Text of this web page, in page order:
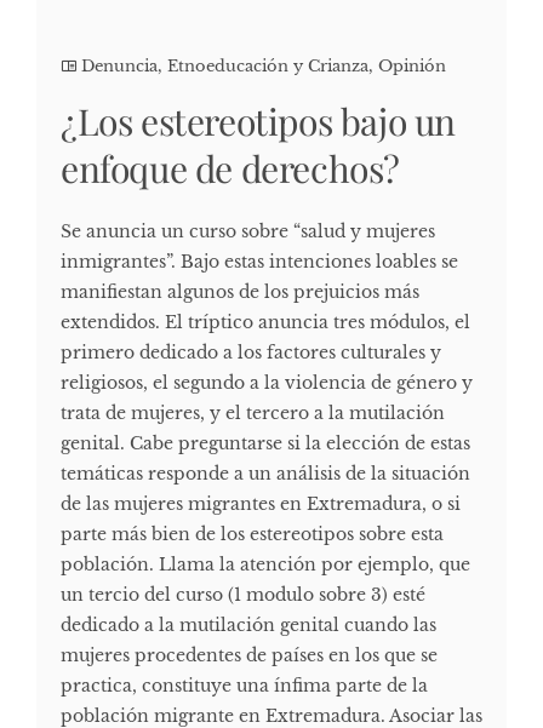
Denuncia, Etnoeducación y Crianza, Opinión
¿Los estereotipos bajo un
enfoque de derechos?
Se anuncia un curso sobre “salud y mujeres
inmigrantes”. Bajo estas intenciones loables se
manifiestan algunos de los prejuicios más
extendidos. El tríptico anuncia tres módulos, el
primero dedicado a los factores culturales y
religiosos, el segundo a la violencia de género y
trata de mujeres, y el tercero a la mutilación
genital. Cabe preguntarse si la elección de estas
temáticas responde a un análisis de la situación
de las mujeres migrantes en Extremadura, o si
parte más bien de los estereotipos sobre esta
población. Llama la atención por ejemplo, que
un tercio del curso (1 modulo sobre 3) esté
dedicado a la mutilación genital cuando las
mujeres procedentes de países en los que se
practica, constituye una ínfima parte de la
población migrante en Extremadura. Asociar las